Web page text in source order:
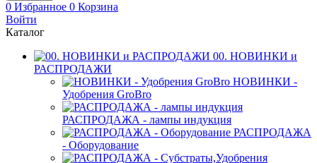
0 Избранное 0 Корзина
Войти
Каталог
00. НОВИНКИ и
РАСПРОДАЖИ
НОВИНКИ -
Удобрения GroBro
РАСПРОДАЖА - лампы индукция
РАСПРОДАЖА
- Оборудование